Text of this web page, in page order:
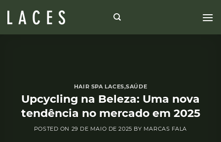
HAIR SPA LACES,SAÚDE
Upcycling na Beleza: Uma nova
tendência no mercado em 2025
POSTED ON 29 DE MAIO DE 2025 BY MARCAS FALA